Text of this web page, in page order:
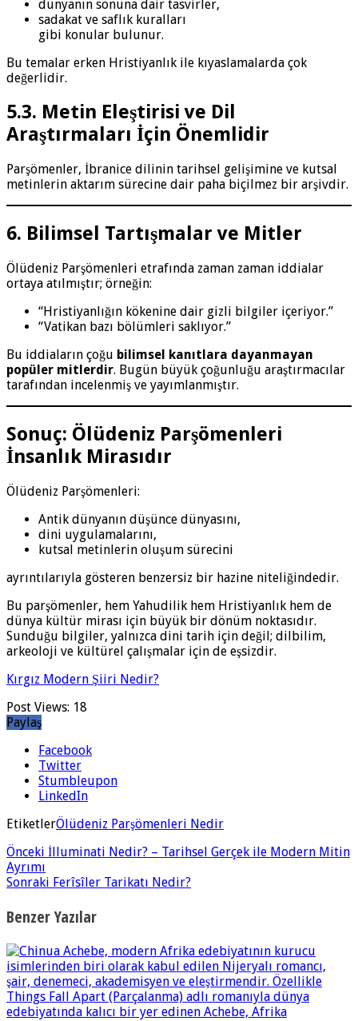
dünyanın sonuna dair tasvirler,
sadakat ve saflık kuralları
gibi konular bulunur.
Bu temalar erken Hristiyanlık ile kıyaslamalarda çok
değerlidir.
5.3. Metin Eleştirisi ve Dil
Araştırmaları İçin Önemlidir
Parşömenler, İbranice dilinin tarihsel gelişimine ve kutsal
metinlerin aktarım sürecine dair paha biçilmez bir arşivdir.
6. Bilimsel Tartışmalar ve Mitler
Ölüdeniz Parşömenleri etrafında zaman zaman iddialar
ortaya atılmıştır; örneğin:
“Hristiyanlığın kökenine dair gizli bilgiler içeriyor.”
“Vatikan bazı bölümleri saklıyor.”
Bu iddiaların çoğu bilimsel kanıtlara dayanmayan
popüler mitlerdir. Bugün büyük çoğunluğu araştırmacılar
tarafından incelenmiş ve yayımlanmıştır.
Sonuç: Ölüdeniz Parşömenleri
İnsanlık Mirasıdır
Ölüdeniz Parşömenleri:
Antik dünyanın düşünce dünyasını,
dini uygulamalarını,
kutsal metinlerin oluşum sürecini
ayrıntılarıyla gösteren benzersiz bir hazine niteliğindedir.
Bu parşömenler, hem Yahudilik hem Hristiyanlık hem de
dünya kültür mirası için büyük bir dönüm noktasıdır.
Sunduğu bilgiler, yalnızca dini tarih için değil; dilbilim,
arkeoloji ve kültürel çalışmalar için de eşsizdir.
Kırgız Modern Şiiri Nedir?
Post Views: 18
Paylaş
Facebook
Twitter
Stumbleupon
LinkedIn
EtiketlerÖlüdeniz Parşömenleri Nedir
Önceki İlluminati Nedir? – Tarihsel Gerçek ile Modern Mitin
Ayrımı
Sonraki Ferîsîler Tarikatı Nedir?
Benzer Yazılar